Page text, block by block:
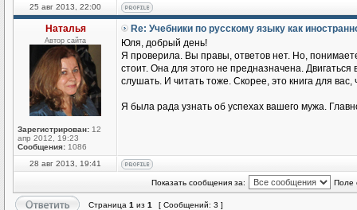
25 авг 2013, 22:00
Наталья
Автор сайта
Зарегистрирован: 12
апр 2012, 19:23
Сообщения: 1086
Re: Учебники по русскому языку как
Юля, добрый день!
Я проверила. Вы правы, ответов нет. Но,
стоит. Она для этого не предназначена.
слушать. И читать тоже. Скорее, это книга для
Я была рада узнать об успехах вашего мужа.
28 авг 2013, 19:41
Показать сообщения за: Поле
Страница 1 из 1 [ Сообщений: 3 ]